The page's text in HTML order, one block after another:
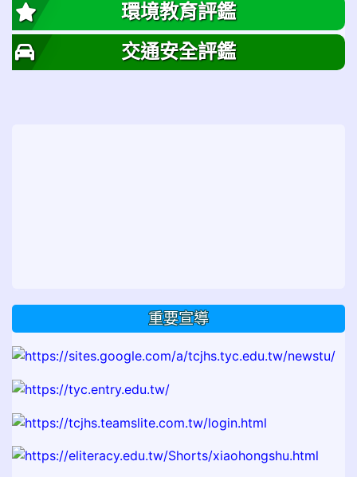
環境教育評鑑
交通安全評鑑
重要宣導